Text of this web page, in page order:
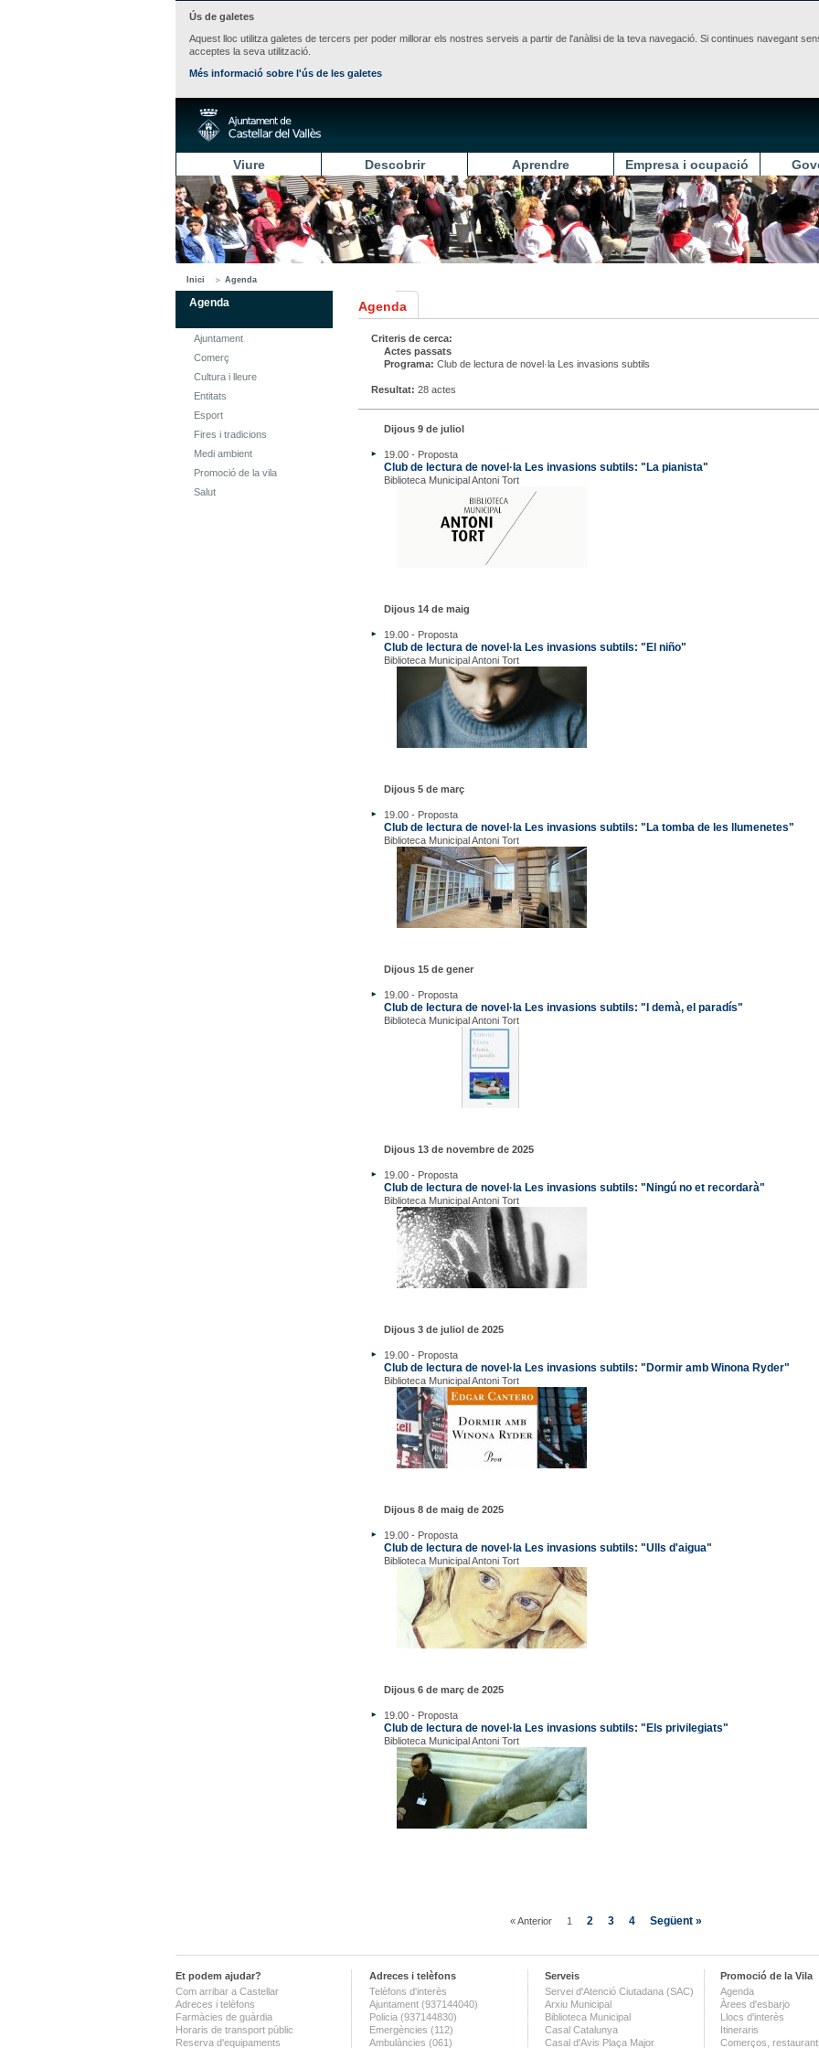
Ús de galetes
Aquest lloc utilitza galetes de tercers per poder millorar els nostres serveis a partir de l'anàlisi de la teva navegació. Si continues navegant
acceptes la seva utilització.
Més informació sobre l'ús de les galetes
Viure Descobrir Aprendre Empresa i ocupació
Inici Agenda
Agenda
Ajuntament
Comerç
Cultura i lleure
Entitats
Esport
Fires i tradicions
Medi ambient
Promoció de la vila
Salut
Agenda
Criteris de cerca:
Actes passats
Programa: Club de lectura de novel·la Les invasions subtils
Resultat: 28 actes
Dijous 9 de juliol
19.00 - Proposta
Club de lectura de novel·la Les invasions subtils: "La pianista"
Biblioteca Municipal Antoni Tort
Dijous 14 de maig
19.00 - Proposta
Club de lectura de novel·la Les invasions subtils: "El niño"
Biblioteca Municipal Antoni Tort
Dijous 5 de març
19.00 - Proposta
Club de lectura de novel·la Les invasions subtils: "La tomba de les llumenetes"
Biblioteca Municipal Antoni Tort
Dijous 15 de gener
19.00 - Proposta
Club de lectura de novel·la Les invasions subtils: "I demà, el paradís"
Biblioteca Municipal Antoni Tort
Dijous 13 de novembre de 2025
19.00 - Proposta
Club de lectura de novel·la Les invasions subtils: "Ningú no et recordarà"
Biblioteca Municipal Antoni Tort
Dijous 3 de juliol de 2025
19.00 - Proposta
Club de lectura de novel·la Les invasions subtils: "Dormir amb Winona Ryder"
Biblioteca Municipal Antoni Tort
Dijous 8 de maig de 2025
19.00 - Proposta
Club de lectura de novel·la Les invasions subtils: "Ulls d'aigua"
Biblioteca Municipal Antoni Tort
Dijous 6 de març de 2025
19.00 - Proposta
Club de lectura de novel·la Les invasions subtils: "Els privilegiats"
Biblioteca Municipal Antoni Tort
« Anterior 1 2 3 4 Següent »
Et podem ajudar?
Com arribar a Castellar
Adreces i telèfons
Farmàcies de guàrdia
Horaris de transport públic
Reserva d'equipaments
Adreces i telèfons
Telèfons d'interès
Ajuntament (937144040)
Policia (937144830)
Emergències (112)
Ambulàncies (061)
Serveis
Servei d'Atenció Ciutadana (SAC)
Arxiu Municipal
Biblioteca Municipal
Casal Catalunya
Casal d'Avis Plaça Major
Promoció de la Vila
Agenda
Àrees d'esbarjo
Llocs d'interès
Itineraris
Comerços,